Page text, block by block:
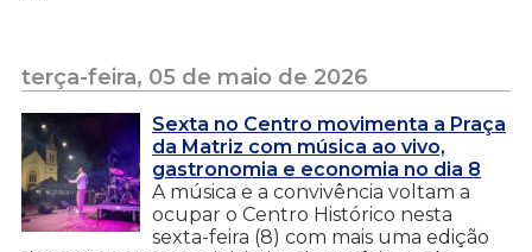
terça-feira, 05 de maio de 2026
Sexta no Centro movimenta a Praça
da Matriz com música ao vivo,
gastronomia e economia no dia 8
A música e a convivência voltam a
ocupar o Centro Histórico nesta
sexta-feira (8) com mais uma edição